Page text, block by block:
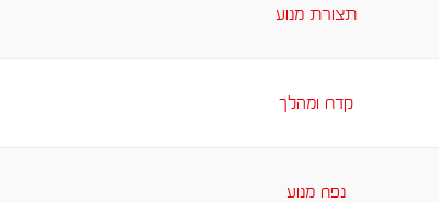
תצורת מנוע
קדח ומהלך
נפח מנוע